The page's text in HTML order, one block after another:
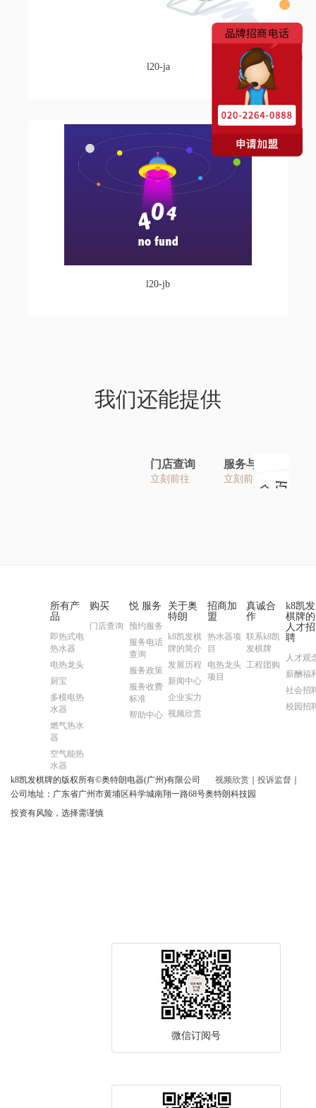
l20-ja
l20-jb
我们还能提供
门店查询
立刻前往
服务与帮助
立刻前往
所有产
品
即热式电
热水器
电热龙头
厨宝
多模电热
水器
燃气热水
器
空气能热
水器
购买
门店查询
悦 服务
预约服务
服务电话
查询
服务政策
服务收费
标准
帮助中心
关于奥
特朗
k8凯发棋
牌的简介
发展历程
新闻中心
企业实力
视频欣赏
招商加
盟
热水器项
目
电热龙头
项目
真诚合
作
联系k8凯
发棋牌
工程团购
k8凯发
棋牌的
人才招
聘
人才观
薪酬福
社会招
校园招
k8凯发棋牌的版权所有©奥特朗电器(广州)有限公司 视频欣赏 投诉监督
公司地址：广东省广州市黄埔区科学城南翔一路68号奥特朗科技园
投资有风险，选择需谨慎
微信订阅号